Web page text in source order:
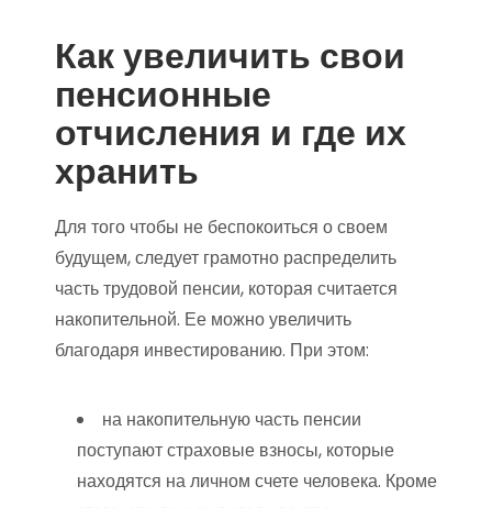
Как увеличить свои
пенсионные
отчисления и где их
хранить
Для того чтобы не беспокоиться о своем
будущем, следует грамотно распределить
часть трудовой пенсии, которая считается
накопительной. Ее можно увеличить
благодаря инвестированию. При этом:
на накопительную часть пенсии
поступают страховые взносы, которые
находятся на личном счете человека. Кроме